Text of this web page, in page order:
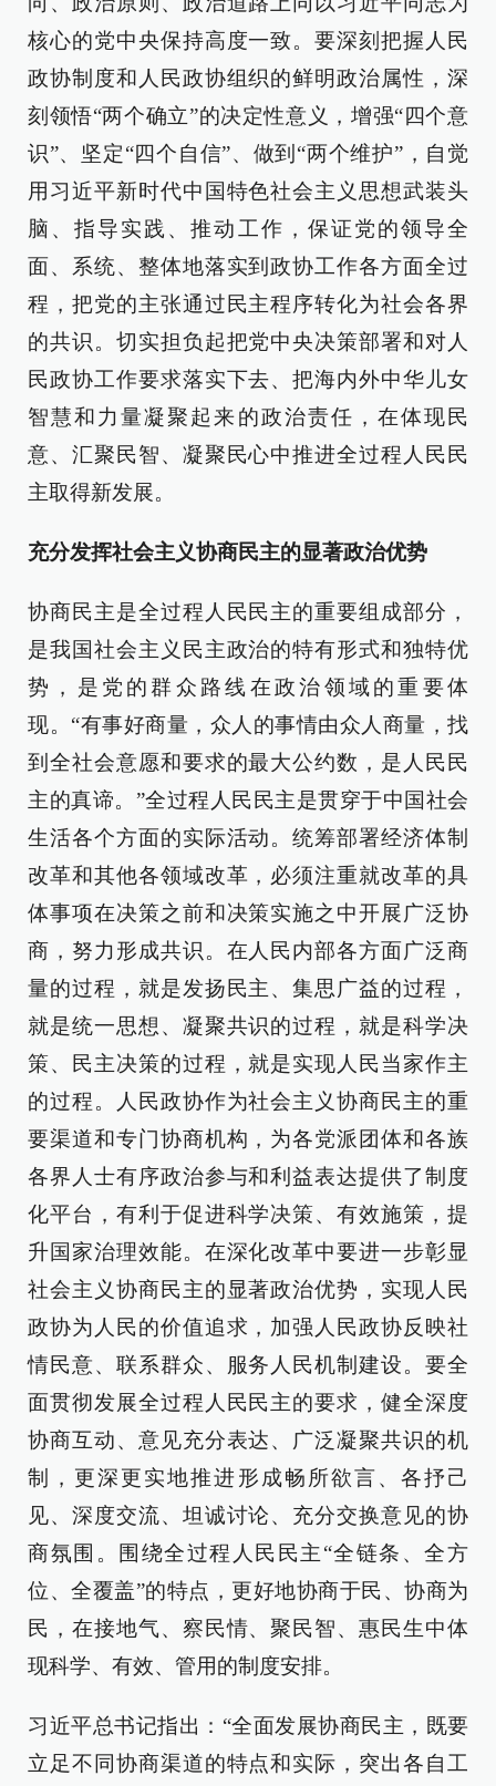
核心的党中央保持高度一致。要深刻把握人民
政协制度和人民政协组织的鲜明政治属性，深
刻领悟“两个确立”的决定性意义，增强“四个意
识”、坚定“四个自信”、做到“两个维护”，自觉
用习近平新时代中国特色社会主义思想武装头
脑、指导实践、推动工作，保证党的领导全
面、系统、整体地落实到政协工作各方面全过
程，把党的主张通过民主程序转化为社会各界
的共识。切实担负起把党中央决策部署和对人
民政协工作要求落实下去、把海内外中华儿女
智慧和力量凝聚起来的政治责任，在体现民
意、汇聚民智、凝聚民心中推进全过程人民民
主取得新发展。
充分发挥社会主义协商民主的显著政治优势
协商民主是全过程人民民主的重要组成部分，
是我国社会主义民主政治的特有形式和独特优
势，是党的群众路线在政治领域的重要体
现。“有事好商量，众人的事情由众人商量，找
到全社会意愿和要求的最大公约数，是人民民
主的真谛。”全过程人民民主是贯穿于中国社会
生活各个方面的实际活动。统筹部署经济体制
改革和其他各领域改革，必须注重就改革的具
体事项在决策之前和决策实施之中开展广泛协
商，努力形成共识。在人民内部各方面广泛商
量的过程，就是发扬民主、集思广益的过程，
就是统一思想、凝聚共识的过程，就是科学决
策、民主决策的过程，就是实现人民当家作主
的过程。人民政协作为社会主义协商民主的重
要渠道和专门协商机构，为各党派团体和各族
各界人士有序政治参与和利益表达提供了制度
化平台，有利于促进科学决策、有效施策，提
升国家治理效能。在深化改革中要进一步彰显
社会主义协商民主的显著政治优势，实现人民
政协为人民的价值追求，加强人民政协反映社
情民意、联系群众、服务人民机制建设。要全
面贯彻发展全过程人民民主的要求，健全深度
协商互动、意见充分表达、广泛凝聚共识的机
制，更深更实地推进形成畅所欲言、各抒己
见、深度交流、坦诚讨论、充分交换意见的协
商氛围。围绕全过程人民民主“全链条、全方
位、全覆盖”的特点，更好地协商于民、协商为
民，在接地气、察民情、聚民智、惠民生中体
现科学、有效、管用的制度安排。
习近平总书记指出：“全面发展协商民主，既要
立足不同协商渠道的特点和实际，突出各自工